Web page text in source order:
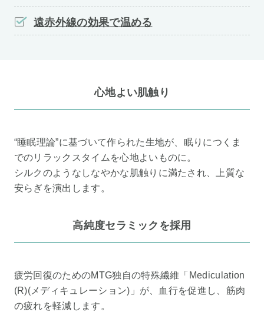
遠赤外線の効果で温める
心地よい肌触り
“睡眠理論”に基づいて作られた生地が、眠りにつくま
でのリラックスタイムを心地よいものに。
シルクのようなしなやかな肌触りに満たされ、上質な
安らぎを演出します。
高純度セラミックを採用
疲労回復のためのMTG独自の特殊繊維「Mediculation
(R)(メディキュレーション)」が、血行を促進し、筋肉
の疲れを軽減します。